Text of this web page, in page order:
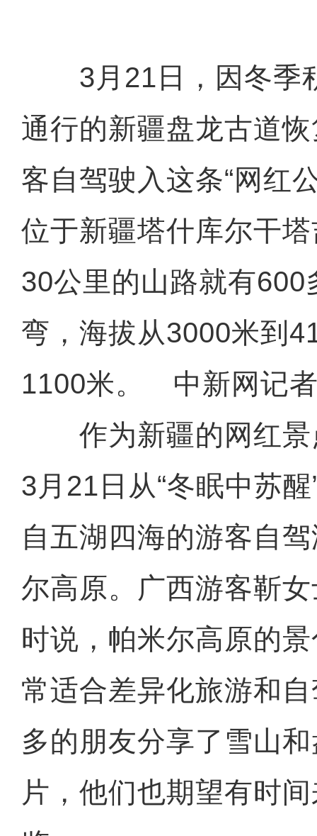
3月21日，因冬季
通行的新疆盘龙古道
客自驾驶入这条“网红
位于新疆塔什库尔干
30公里的山路就有
弯，海拔从3000米到
1100米。 中新网记
作为新疆的网红
3月21日从“冬眠中苏
自五湖四海的游客自
尔高原。广西游客靳
时说，帕米尔高原的
常适合差异化旅游和
多的朋友分享了雪山
片，他们也期望有时